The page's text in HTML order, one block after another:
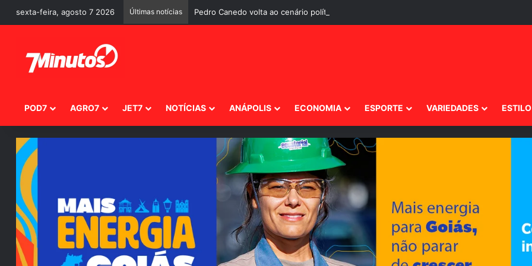
sexta-feira, agosto 7 2026 Últimas notícias Pedro Canedo volta ao cenário político e desperta o interesse de diferentes gerações em
POD7 AGRO7 JET7 NOTÍCIAS ANÁPOLIS ECONOMIA ESPORTE VARIEDADES ESTILO